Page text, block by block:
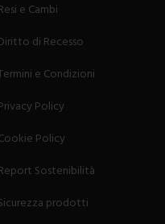
e Cambi
di Recesso
e Condizioni
Policy
Policy
Sostenibilità
prodotti